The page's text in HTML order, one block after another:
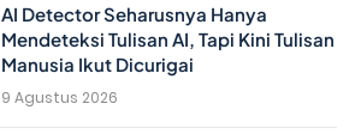
AI Detector Seharusnya Hanya
Mendeteksi Tulisan AI, Tapi Kini Tulisan
Manusia Ikut Dicurigai
9 Agustus 2026